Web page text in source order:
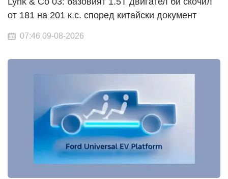
от 181 на 201 к.с. според китайски документ
07:46 09-08-2026